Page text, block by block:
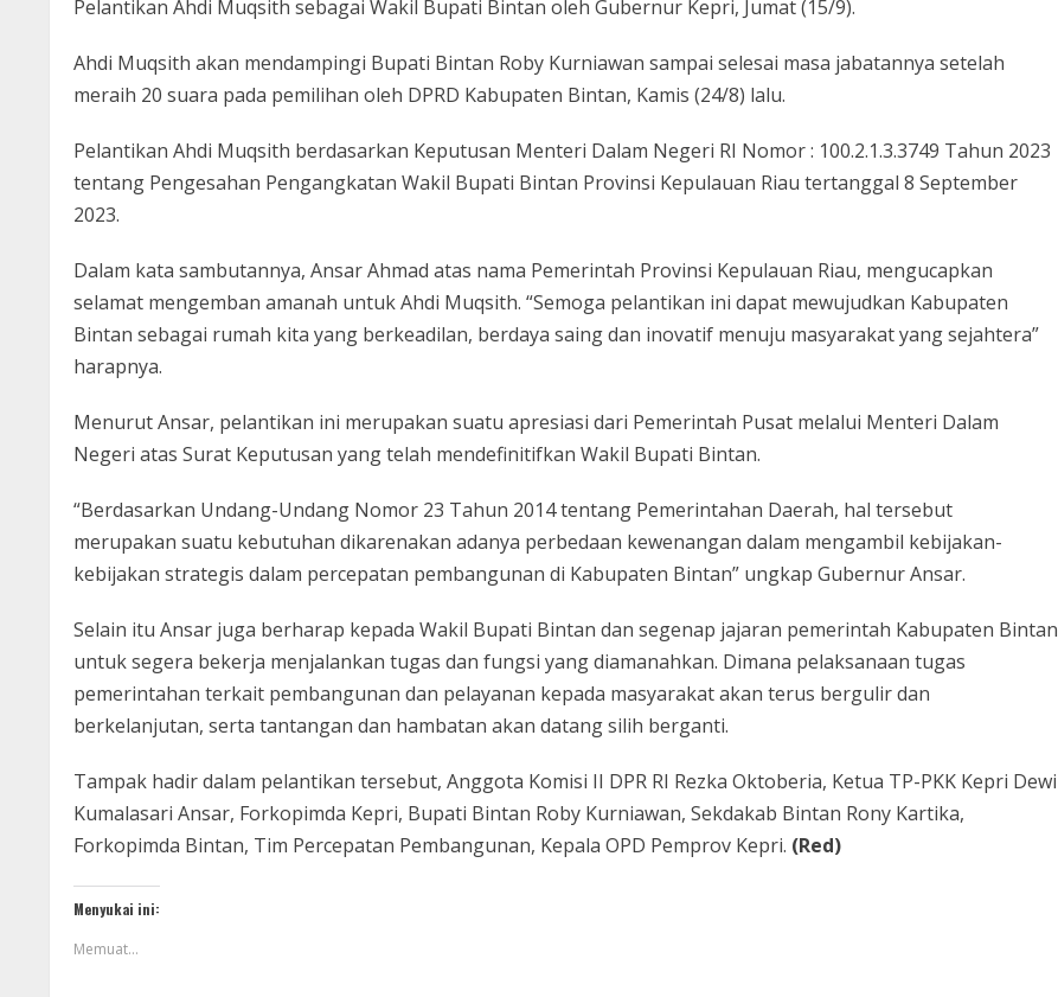
Pelantikan Ahdi Muqsith sebagai Wakil Bupati Bintan oleh Gubernur Kepri, Jumat (15/9).
Ahdi Muqsith akan mendampingi Bupati Bintan Roby Kurniawan sampai selesai masa jabatannya setelah
meraih 20 suara pada pemilihan oleh DPRD Kabupaten Bintan, Kamis (24/8) lalu.
Pelantikan Ahdi Muqsith berdasarkan Keputusan Menteri Dalam Negeri RI Nomor : 100.2.1.3.3749 Tahun 2023
tentang Pengesahan Pengangkatan Wakil Bupati Bintan Provinsi Kepulauan Riau tertanggal 8 September
2023.
Dalam kata sambutannya, Ansar Ahmad atas nama Pemerintah Provinsi Kepulauan Riau, mengucapkan
selamat mengemban amanah untuk Ahdi Muqsith. “Semoga pelantikan ini dapat mewujudkan Kabupaten
Bintan sebagai rumah kita yang berkeadilan, berdaya saing dan inovatif menuju masyarakat yang sejahtera”
harapnya.
Menurut Ansar, pelantikan ini merupakan suatu apresiasi dari Pemerintah Pusat melalui Menteri Dalam
Negeri atas Surat Keputusan yang telah mendefinitifkan Wakil Bupati Bintan.
“Berdasarkan Undang-Undang Nomor 23 Tahun 2014 tentang Pemerintahan Daerah, hal tersebut
merupakan suatu kebutuhan dikarenakan adanya perbedaan kewenangan dalam mengambil kebijakan-
kebijakan strategis dalam percepatan pembangunan di Kabupaten Bintan” ungkap Gubernur Ansar.
Selain itu Ansar juga berharap kepada Wakil Bupati Bintan dan segenap jajaran pemerintah Kabupaten Bintan
untuk segera bekerja menjalankan tugas dan fungsi yang diamanahkan. Dimana pelaksanaan tugas
pemerintahan terkait pembangunan dan pelayanan kepada masyarakat akan terus bergulir dan
berkelanjutan, serta tantangan dan hambatan akan datang silih berganti.
Tampak hadir dalam pelantikan tersebut, Anggota Komisi II DPR RI Rezka Oktoberia, Ketua TP-PKK Kepri Dewi
Kumalasari Ansar, Forkopimda Kepri, Bupati Bintan Roby Kurniawan, Sekdakab Bintan Rony Kartika,
Forkopimda Bintan, Tim Percepatan Pembangunan, Kepala OPD Pemprov Kepri. (Red)
Menyukai ini:
Memuat...